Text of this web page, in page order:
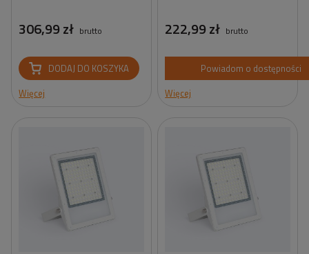
306,99 zł brutto
DODAJ DO KOSZYKA
Więcej
222,99 zł brutto
Powiadom o dostępności
Więcej